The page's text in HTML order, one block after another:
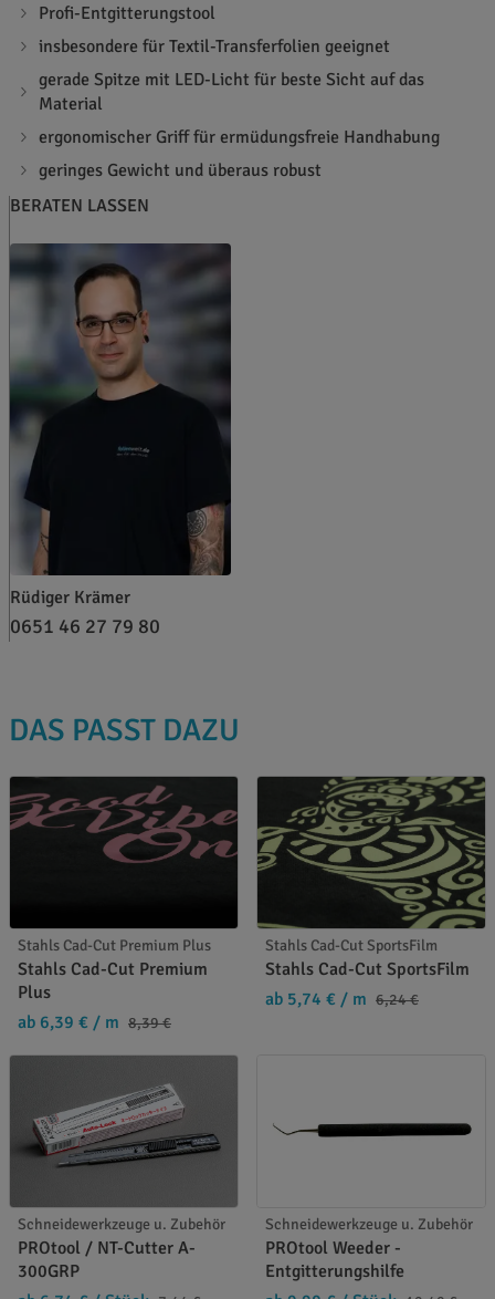
Profi-Entgitterungstool
insbesondere für Textil-Transferfolien geeignet
gerade Spitze mit LED-Licht für beste Sicht auf das
Material
ergonomischer Griff für ermüdungsfreie Handhabung
geringes Gewicht und überaus robust
BERATEN LASSEN
Rüdiger Krämer
0651 46 27 79 80
DAS PASST DAZU
Stahls Cad-Cut Premium Plus
Stahls Cad-Cut Premium
Plus
ab 6,39 € / m 8,39 €
Stahls Cad-Cut SportsFilm
Stahls Cad-Cut SportsFilm
ab 5,74 € / m 6,24 €
Schneidewerkzeuge u. Zubehör
PROtool / NT-Cutter A-
300GRP
Schneidewerkzeuge u. Zubehör
PROtool Weeder -
Entgitterungshilfe